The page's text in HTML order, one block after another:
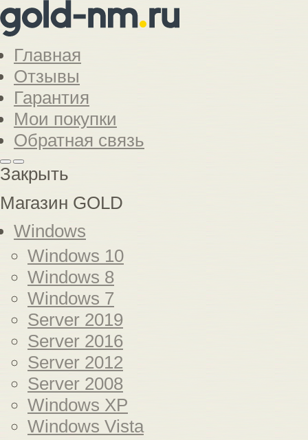
Главная
Отзывы
Гарантия
Мои покупки
Обратная связь
Закрыть
Магазин GOLD
Windows
Windows 10
Windows 8
Windows 7
Server 2019
Server 2016
Server 2012
Server 2008
Windows XP
Windows Vista